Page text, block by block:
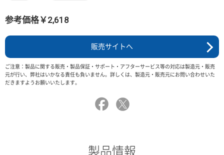
参考価格￥2,618
販売サイトへ
ご注意：製品に関する販売・製品保証・サポート・アフターサービス等の対応は製造元・販売
元が行い、弊社はいかなる責任も負いません。詳しくは、製造元・販売元にお問い合わせいた
だきますようお願いいたします。
製品情報